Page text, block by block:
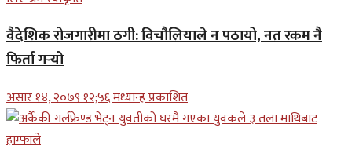
वैदेशिक रोजगारीमा ठगी: विचौलियाले न पठायो, नत रकम नै
फिर्ता गर्‍यो
असार १४, २०७९ १२;५६ मध्यान्ह प्रकाशित